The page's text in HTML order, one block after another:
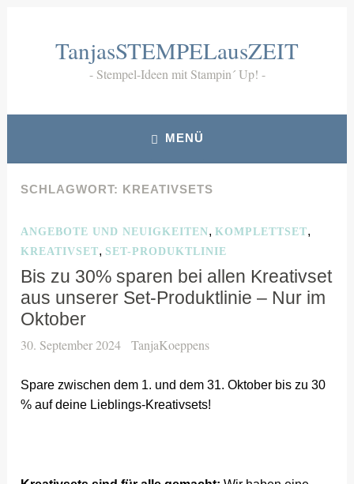
TanjasSTEMPELausZEIT
Stempel-Ideen mit Stampin´ Up!
MENÜ
SCHLAGWORT: KREATIVSETS
ANGEBOTE UND NEUIGKEITEN,KOMPLETTSET,
KREATIVSET, SET-PRODUKTLINIE
Bis zu 30% sparen bei allen Kreativset
aus unserer Set-Produktlinie – Nur im
Oktober
30. September 2024 TanjaKoeppens
Spare zwischen dem 1. und dem 31. Oktober bis zu 30
% auf deine Lieblings-Kreativsets!